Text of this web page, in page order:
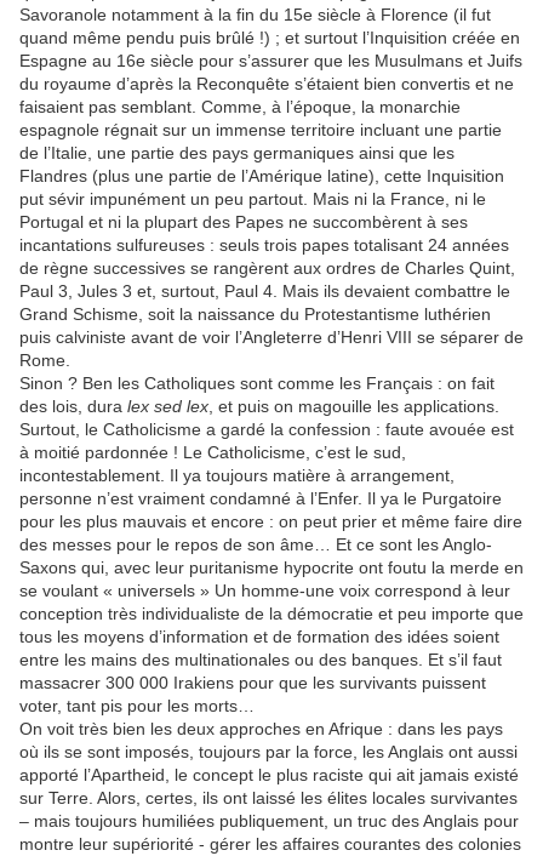
Savoranole notamment à la fin du 15e siècle à Florence (il fut
quand même pendu puis brûlé !) ; et surtout l’Inquisition créée en
Espagne au 16e siècle pour s’assurer que les Musulmans et Juifs
du royaume d’après la Reconquête s’étaient bien convertis et ne
faisaient pas semblant. Comme, à l’époque, la monarchie
espagnole régnait sur un immense territoire incluant une partie
de l’Italie, une partie des pays germaniques ainsi que les
Flandres (plus une partie de l’Amérique latine), cette Inquisition
put sévir impunément un peu partout. Mais ni la France, ni le
Portugal et ni la plupart des Papes ne succombèrent à ses
incantations sulfureuses : seuls trois papes totalisant 24 années
de règne successives se rangèrent aux ordres de Charles Quint,
Paul 3, Jules 3 et, surtout, Paul 4. Mais ils devaient combattre le
Grand Schisme, soit la naissance du Protestantisme luthérien
puis calviniste avant de voir l’Angleterre d’Henri VIII se séparer de
Rome.
Sinon ? Ben les Catholiques sont comme les Français : on fait
des lois, dura lex sed lex , et puis on magouille les applications.
Surtout, le Catholicisme a gardé la confession : faute avouée est
à moitié pardonnée ! Le Catholicisme, c’est le sud,
incontestablement. Il ya toujours matière à arrangement,
personne n’est vraiment condamné à l’Enfer. Il ya le Purgatoire
pour les plus mauvais et encore : on peut prier et même faire dire
des messes pour le repos de son âme… Et ce sont les Anglo-
Saxons qui, avec leur puritanisme hypocrite ont foutu la merde en
se voulant « universels » Un homme-une voix correspond à leur
conception très individualiste de la démocratie et peu importe que
tous les moyens d’information et de formation des idées soient
entre les mains des multinationales ou des banques. Et s’il faut
massacrer 300 000 Irakiens pour que les survivants puissent
voter, tant pis pour les morts…
On voit très bien les deux approches en Afrique : dans les pays
où ils se sont imposés, toujours par la force, les Anglais ont aussi
apporté l’Apartheid, le concept le plus raciste qui ait jamais existé
sur Terre. Alors, certes, ils ont laissé les élites locales survivantes
– mais toujours humiliées publiquement, un truc des Anglais pour
montre leur supériorité - gérer les affaires courantes des colonies